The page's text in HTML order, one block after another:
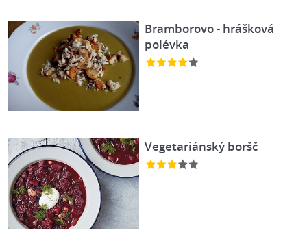
Bramborovo - hrášková
polévka
Vegetariánský boršč